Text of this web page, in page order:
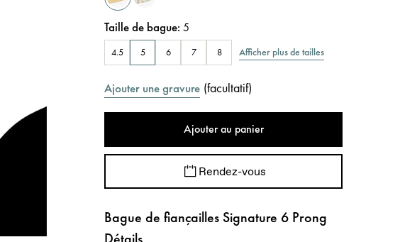
Taille de bague:5
4.5 5 6 7 8 Afficher plus de tailles
Ajouter une gravure (facultatif)
Ajouter au panier
Rendez-vous
Bague de fiançailles Signature 6 Prong
Détails